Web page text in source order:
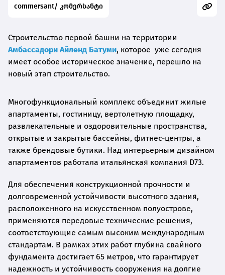
commersant/ კომერსანტი
Строительство первой башни на территории
Амбассадори Айленд Батуми, которое уже сегодня
имеет особое историческое значение, перешло на
новый этап строительство.
Многофункциональный комплекс объединит жилые
апартаменты, гостиницу, вертолетную площадку,
развлекательные и оздоровительные пространства,
открытые и закрытые бассейны, фитнес-центры, а
также брендовые бутики. Над интерьерным дизайном
апартаментов работала итальянская компания D73.
Для обеспечения конструкционной прочности и
долговременной устойчивости высотного здания,
расположенного на искусственном полуострове,
применяются передовые технические решения,
соответствующие самым высоким международным
стандартам. В рамках этих работ глубина свайного
фундамента достигает 65 метров, что гарантирует
надежность и устойчивость сооружения на долгие